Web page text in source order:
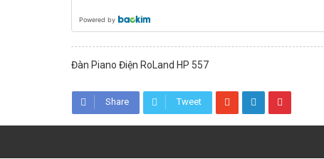
Powered by
Đàn Piano Điện RoLand HP 557
Share Tweet